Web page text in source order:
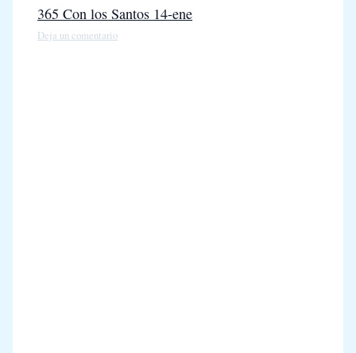
365 Con los Santos 14-ene
Deja un comentario